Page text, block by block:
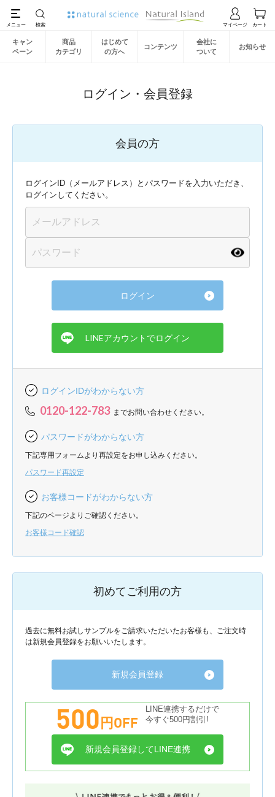
キャン
ペーン
商品
カテゴリ
はじめて
の方へ
コンテンツ
会社に
ついて
お知らせ
ログイン・会員登録
会員の方
ログインID（メールアドレス）とパスワードを入力いただき、
ログインしてください。
ログインIDがわからない方
0120-122-783 までお問い合わせください。
パスワードがわからない方
下記専用フォームより再設定をお申し込みください。
パスワード再設定
お客様コードがわからない方
下記のページよりご確認ください。
お客様コード確認
初めてご利用の方
過去に無料お試しサンプルをご請求いただいたお客様も、ご注文時
は新規会員登録をお願いいたします。
新規会員登録
500円OFF
LINE連携するだけで
今すぐ500円割引!
新規会員登録してLINE連携